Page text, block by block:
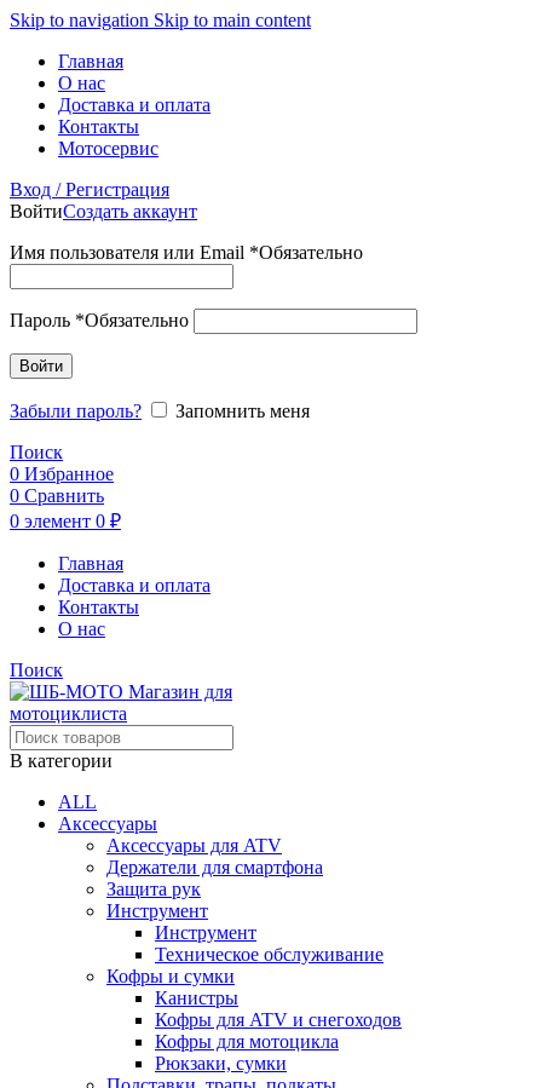
Skip to navigation Skip to main content
Главная
О нас
Доставка и оплата
Контакты
Мотосервис
Вход / Регистрация
ВойтиСоздать аккаунт
Имя пользователя или Email *Обязательно
Пароль *Обязательно
Войти
Забыли пароль?
Запомнить меня
Поиск
0 Избранное
0 Сравнить
0 элемент 0 ₽
Главная
Доставка и оплата
Контакты
О нас
Поиск
В категории
ALL
Аксессуары
Аксессуары для ATV
Держатели для смартфона
Защита рук
Инструмент
Инструмент
Техническое обслуживание
Кофры и сумки
Канистры
Кофры для ATV и снегоходов
Кофры для мотоцикла
Рюкзаки, сумки